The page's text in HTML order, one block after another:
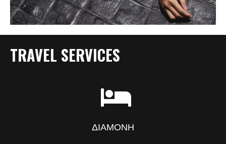
TRAVEL SERVICES
ΔΙΑΜΟΝΗ